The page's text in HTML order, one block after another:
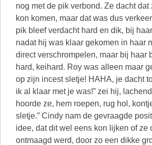
nog met de pik verbond. Ze dacht dat
kon komen, maar dat was dus
pik bleef verdacht hard en dik, bij
nadat hij was klaar gekomen in haar
direct verschrompelen, maar bij haar
hard, keihard. Roy was alleen maar
op zijn incest sletje! HAHA, je dacht
ik al klaar met je was!” zei hij,
hoorde ze, hem roepen, rug hol,
sletje.” Cindy nam de gevraagde
idee, dat dit wel eens kon lijken of ze
ontmaagd werd, door zo een dikke